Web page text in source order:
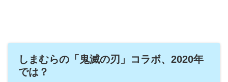
しまむらの「鬼滅の刃」コラボ、2020年
では？